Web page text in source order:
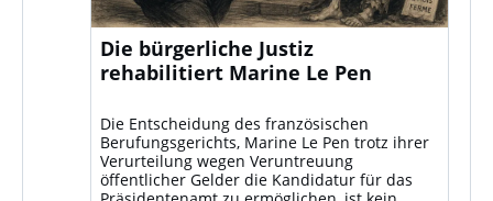
Die bürgerliche Justiz
rehabilitiert Marine Le Pen
Die Entscheidung des französischen
Berufungsgerichts, Marine Le Pen trotz ihrer
Verurteilung wegen Veruntreuung
öffentlicher Gelder die Kandidatur für das